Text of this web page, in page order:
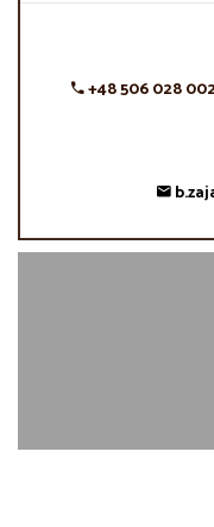
+48 506 028